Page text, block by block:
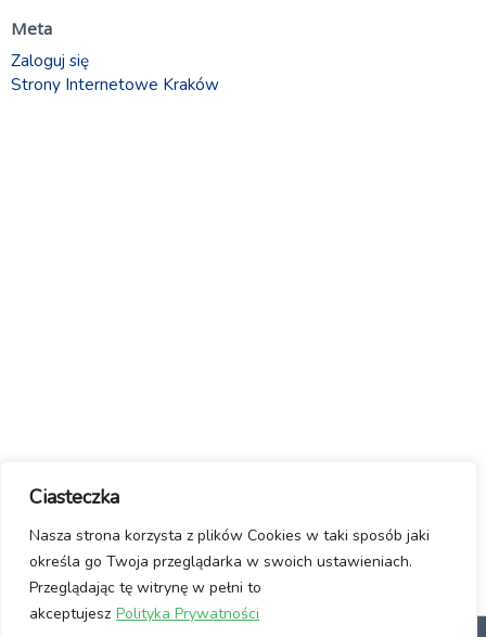
Ciasteczka
Nasza strona korzysta z plików Cookies w taki sposób jaki
określa go Twoja przeglądarka w swoich ustawieniach.
Przeglądając tę witrynę w pełni to
akceptujesz Polityka Prywatności
Meta
Zaloguj się
Strony Internetowe Kraków